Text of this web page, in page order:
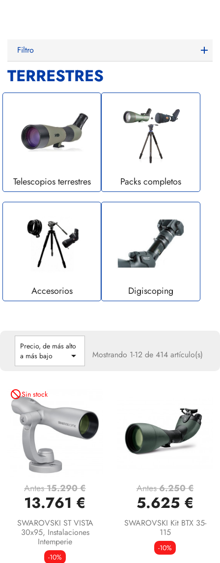
Filtro
TERRESTRES
Telescopios terrestres Packs completos
Accesorios Digiscoping
Precio, de más alto
a más bajo
 Mostrando 1-12 de 414 artículo(s)
not_interestedSin stock
Antes15.290 €
13.761 €
SWAROVSKI ST VISTA
30x95, Instalaciones
Intemperie
-10%
Antes6.250 €
5.625 €
SWAROVSKI Kit BTX 35-
115
-10%